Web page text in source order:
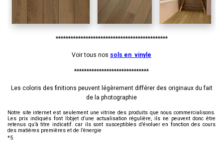
*********************************************
Voir tous nos sols en vinyle
******************************
Les coloris des finitions peuvent légèrement différer des originaux du fait
de la photographie
Notre site internet est seulement une vitrine des produits que nous commercialisons.
Les prix indiqués font l’objet d’une actualisation régulière, ils ne peuvent donc être
retenus qu’à titre indicatif. car ils sont susceptibles d’évoluer en fonction des cours
des matières premières et de l’énergie
*5